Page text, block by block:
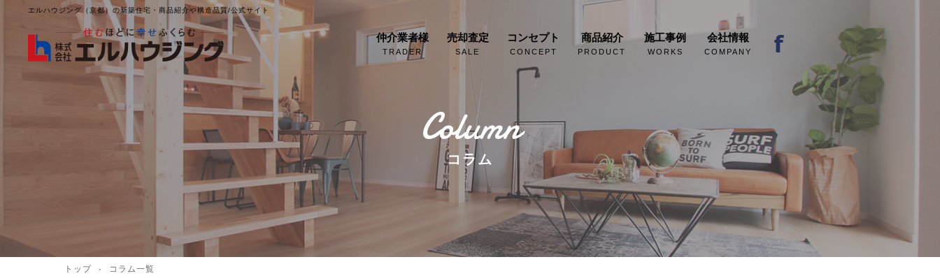
エルハウジング（京都）の新築住宅・商品紹介や構造品質/公式サイト
仲介業者様
TRADER
売却査定
SALE
コンセプト
CONCEPT
商品紹介
PRODUCT
施工事例
WORKS
会社情報
COMPANY
Column
コラム
トップ コラム一覧